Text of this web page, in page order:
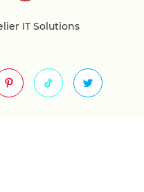
IT Solutions